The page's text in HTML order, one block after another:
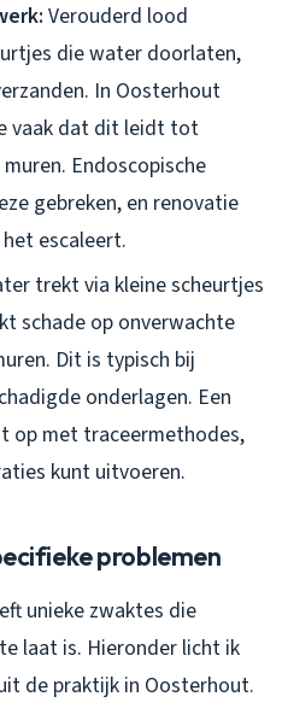
Verouderd lood
die water doorlaten,
In Oosterhout
vaak dat dit leidt tot
Endoscopische
gebreken, en renovatie
escaleert.
trekt via kleine scheurtjes
schade op onverwachte
Dit is typisch bij
onderlagen. Een
op met traceermethodes,
kunt uitvoeren.
problemen
unieke zwaktes die
laat is. Hieronder licht ik
de praktijk in Oosterhout.